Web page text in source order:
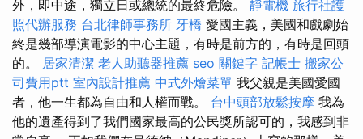
外，即中途，獨立日或總統的最終危險。 靜電機 旅行社護
照代辦服務 台北律師事務所 牙橋 愛國主義，美國和戲劇始
終是幾部導演電影的中心主題，有時是前方的，有時是回頭
的。 居家清潔 老人助聽器推薦 seo 關鍵字 記帳士 搬家公
司費用ptt 室內設計推薦 中式外燴菜單 我父親是美國愛國
者，他一生都為自由和人權而戰。 台中頭部放鬆按摩 我為
他的遺產得到了我們國家最高的公民獎所認可的，我感到非